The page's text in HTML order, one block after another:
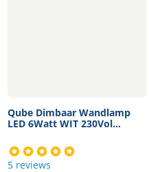
Qube Dimbaar Wandlamp
LED 6Watt WIT 230Vol...
5 reviews